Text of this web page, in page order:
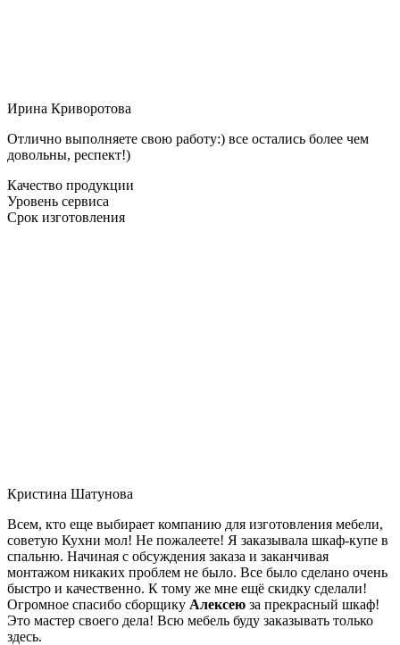
Ирина Криворотова
Отлично выполняете свою работу:) все остались более чем
довольны, респект!)
Качество продукции
Уровень сервиса
Срок изготовления
Кристина Шатунова
Всем, кто еще выбирает компанию для изготовления мебели,
советую Кухни мол! Не пожалеете! Я заказывала шкаф-купе в
спальню. Начиная с обсуждения заказа и заканчивая
монтажом никаких проблем не было. Все было сделано очень
быстро и качественно. К тому же мне ещё скидку сделали!
Огромное спасибо сборщику Алексею за прекрасный шкаф!
Это мастер своего дела! Всю мебель буду заказывать только
здесь.